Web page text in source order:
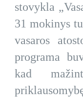
stovykla
31 mokinys
vasaros
programa
kad